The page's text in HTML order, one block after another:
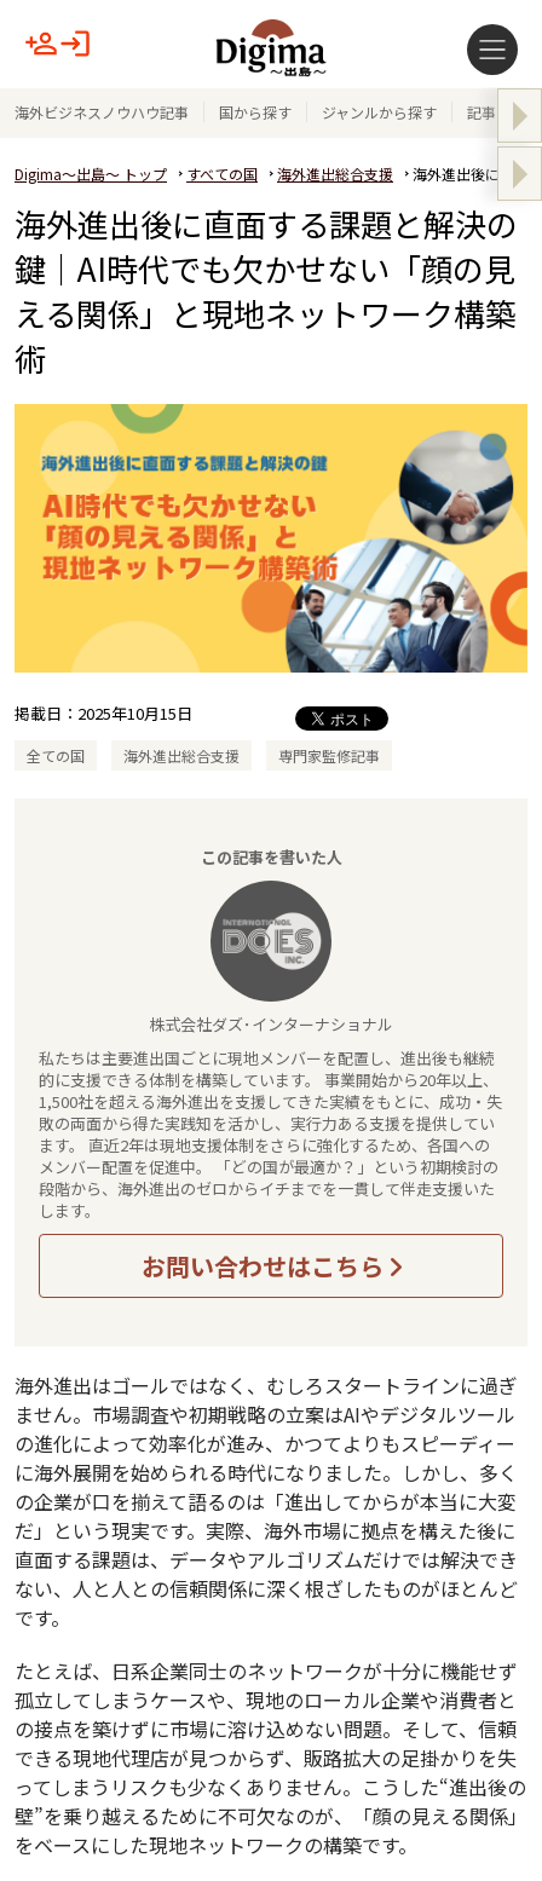
海外ビジネスノウハウ記事 国から探す ジャンルから探す 記事テー
Digima～出島～ トップ すべての国 海外進出総合支援 海外進出後に直面
海外進出後に直面する課題と解決の
鍵｜AI時代でも欠かせない「顔の見
える関係」と現地ネットワーク構築
術
掲載日： 2025年10月15日
全ての国 海外進出総合支援 専門家監修記事
この記事を書いた人
株式会社ダズ･インターナショナル
私たちは主要進出国ごとに現地メンバーを配置し、進出後も継続
的に支援できる体制を構築しています。 事業開始から20年以上、
1,500社を超える海外進出を支援してきた実績をもとに、成功・失
敗の両面から得た実践知を活かし、実行力ある支援を提供してい
ます。 直近2年は現地支援体制をさらに強化するため、各国への
メンバー配置を促進中。 「どの国が最適か？」という初期検討の
段階から、海外進出のゼロからイチまでを一貫して伴走支援いた
します。
お問い合わせはこちら
海外進出はゴールではなく、むしろスタートラインに過ぎ
ません。市場調査や初期戦略の立案はAIやデジタルツール
の進化によって効率化が進み、かつてよりもスピーディー
に海外展開を始められる時代になりました。しかし、多く
の企業が口を揃えて語るのは「進出してからが本当に大変
だ」という現実です。実際、海外市場に拠点を構えた後に
直面する課題は、データやアルゴリズムだけでは解決でき
ない、人と人との信頼関係に深く根ざしたものがほとんど
です。
たとえば、日系企業同士のネットワークが十分に機能せず
孤立してしまうケースや、現地のローカル企業や消費者と
の接点を築けずに市場に溶け込めない問題。そして、信頼
できる現地代理店が見つからず、販路拡大の足掛かりを失
ってしまうリスクも少なくありません。こうした“進出後の
壁”を乗り越えるために不可欠なのが、「顔の見える関係」
をベースにした現地ネットワークの構築です。